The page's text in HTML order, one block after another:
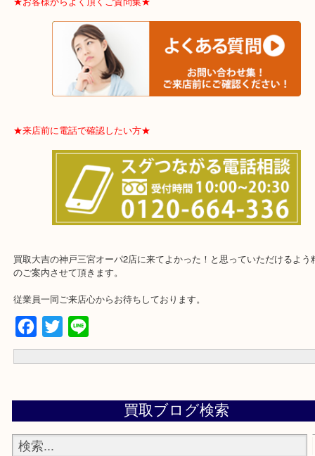
★宅配買取は下記よりどうぞ★
★お客様からよく頂くご質問集★
★来店前に電話で確認したい方★
買取大吉の神戸三宮オーパ2店に来てよかった！と思っていただけ
のご案内させて頂きます。